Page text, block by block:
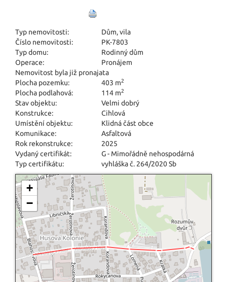
Typ nemovitosti:
Dům, vila
Číslo nemovitosti:
PK-7803
Typ domu:
Rodinný dům
Operace:
Pronájem
Nemovitost byla již pronajata
Plocha pozemku:
403 m2
Plocha podlahová: 114 m2
Stav objektu:
Velmi dobrý
Konstrukce:
Cihlová
Umístění objektu:
Klidná část obce
Komunikace:
Asfaltová
Rok rekonstrukce:
2025
Vydaný certifikát:
G - Mimořádně nehospodárná
Typ certifikátu:
vyhláška č. 264/2020 Sb
+
−